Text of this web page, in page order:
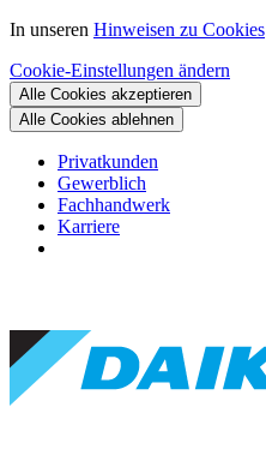
In unseren Hinweisen zu Cookies
Cookie-Einstellungen ändern
Alle Cookies akzeptieren
Alle Cookies ablehnen
Privatkunden
Gewerblich
Fachhandwerk
Karriere